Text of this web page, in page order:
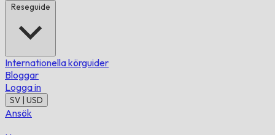
Reseguide
Internationella körguider
Bloggar
Logga in
SV | USD
Ansök